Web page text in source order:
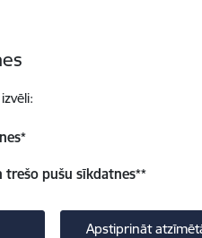
*
trešo pušu sīkdatnes**
Apstiprināt